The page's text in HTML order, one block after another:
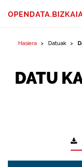
Hasiera Datuak
DATU